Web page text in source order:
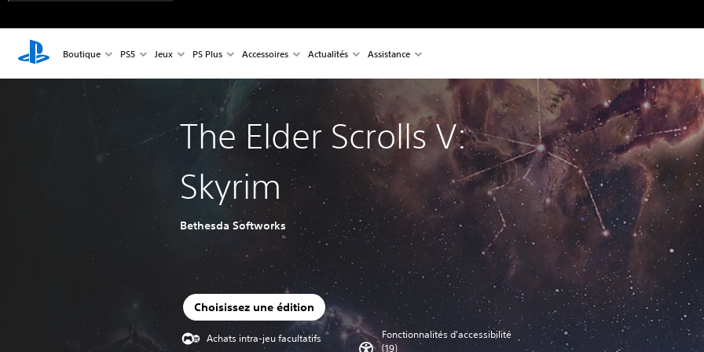
Boutique PS5 Jeux PS Plus Accessoires Actualités Assistance
The Elder Scrolls V:
Skyrim
Bethesda Softworks
Choisissez une édition
Achats intra-jeu facultatifs
Fonctionnalités d'accessibilité
(19)